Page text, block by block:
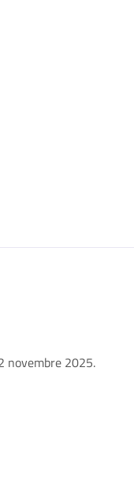
novembre 2025.